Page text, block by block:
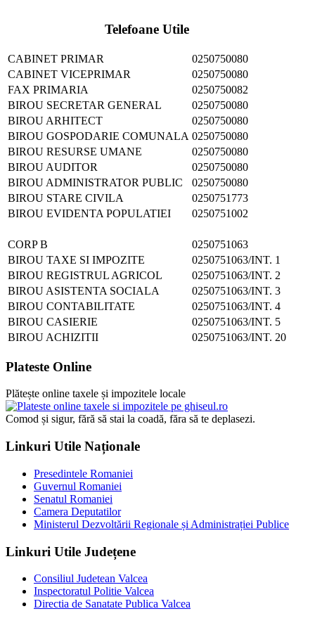
Telefoane Utile
CABINET PRIMAR
0250750080
CABINET VICEPRIMAR
0250750080
FAX PRIMARIA
0250750082
BIROU SECRETAR GENERAL
0250750080
BIROU ARHITECT
0250750080
BIROU GOSPODARIE COMUNALA 0250750080
BIROU RESURSE UMANE
0250750080
BIROU AUDITOR
0250750080
BIROU ADMINISTRATOR PUBLIC
0250750080
BIROU STARE CIVILA
0250751773
BIROU EVIDENTA POPULATIEI
0250751002
CORP B
0250751063
BIROU TAXE SI IMPOZITE
0250751063/INT. 1
BIROU REGISTRUL AGRICOL
0250751063/INT. 2
BIROU ASISTENTA SOCIALA
0250751063/INT. 3
BIROU CONTABILITATE
0250751063/INT. 4
BIROU CASIERIE
0250751063/INT. 5
BIROU ACHIZITII
0250751063/INT. 20
Plateste Online
Plătește online taxele și impozitele locale
Comod și sigur, fără să stai la coadă, făra să te deplasezi.
Linkuri Utile Naționale
Presedintele Romaniei
Guvernul Romaniei
Senatul Romaniei
Camera Deputatilor
Ministerul Dezvoltării Regionale și Administrației Publice
Linkuri Utile Județene
Consiliul Judetean Valcea
Inspectoratul Politie Valcea
Directia de Sanatate Publica Valcea